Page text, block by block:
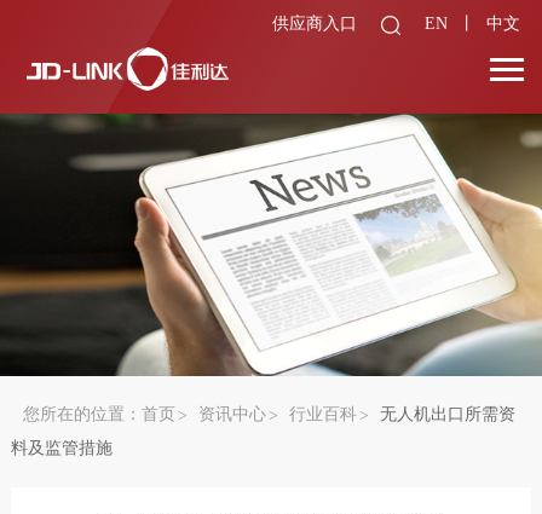
供应商入口 EN 中文
您所在的位置： 首页 资讯中心 行业百科
无人机出口所需资
料及监管措施